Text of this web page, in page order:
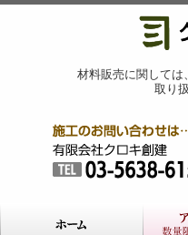
材料販売に関しては、
取り